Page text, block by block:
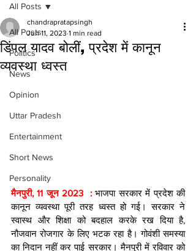
All Posts
Politics
News
Opinion
Uttar Pradesh
Entertainment
Short News
Personality
All Posts
डिंपल यादव बोलीं, प्रदेश में कानून
व्यवस्था ध्वस्त
chandrapratapsingh
Jun 11, 2023 1 min read
मैनपुरी, 11 जून 2023  : भाजपा सरकार में प्रदेश की
कानून व्यवस्था पूरी तरह ध्वस्त हो गई। सरकार ने
स्वास्थ और शिक्षा को बदहाल करके रख दिया है,
नौजवान रोजगार के लिए भटक रहा है। गोवंशी समस्या
का निदान नहीं कर पाई सरकार। मैनपुरी में रविवार को